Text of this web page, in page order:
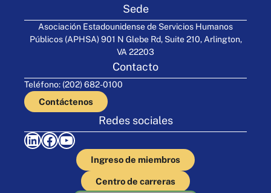
Sede
Asociación Estadounidense de Servicios Humanos
Públicos (APHSA) 901 N Glebe Rd, Suite 210, Arlington,
VA 22203
Contacto
Teléfono: (202) 682-0100
Contáctenos
Redes sociales
LinkedIn Facebook YouTube
Ingreso de miembros
Centro de carreras